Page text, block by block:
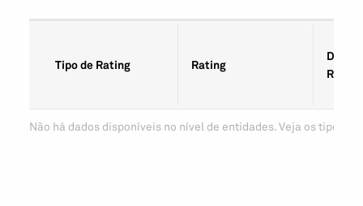
Tipo de Rating Rating
Data
Rating
Não há dados disponíveis no nível de entidades. Veja os tipos